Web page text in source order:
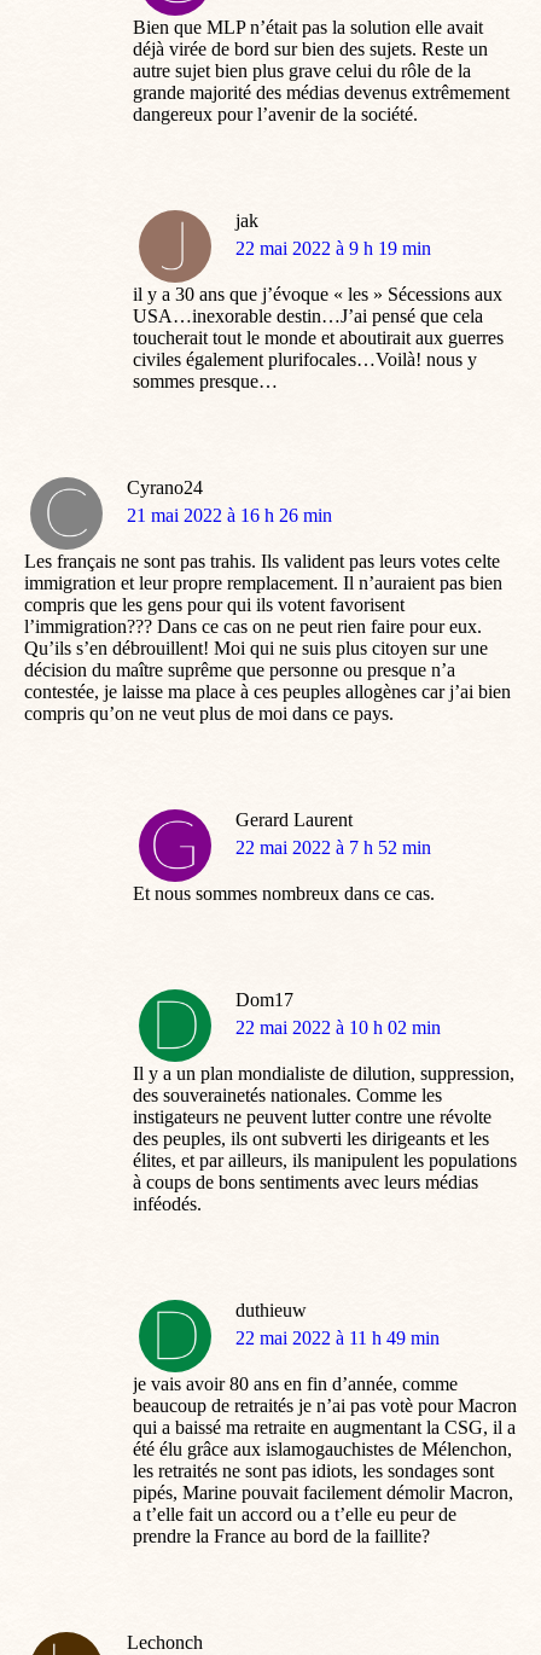
Bien que MLP n’était pas la solution elle avait
déjà virée de bord sur bien des sujets. Reste un
autre sujet bien plus grave celui du rôle de la
grande majorité des médias devenus extrêmement
dangereux pour l’avenir de la société.
jak
dit
22 mai 2022 à 9 h 19 min
il y a 30 ans que j’évoque « les » Sécessions aux
USA…inexorable destin…J’ai pensé que cela
toucherait tout le monde et aboutirait aux guerres
civiles également plurifocales…Voilà! nous y
sommes presque…
Cyrano24
dit
21 mai 2022 à 16 h 26 min
Les français ne sont pas trahis. Ils valident pas leurs votes celte
immigration et leur propre remplacement. Il n’auraient pas bien
compris que les gens pour qui ils votent favorisent
l’immigration??? Dans ce cas on ne peut rien faire pour eux.
Qu’ils s’en débrouillent! Moi qui ne suis plus citoyen sur une
décision du maître suprême que personne ou presque n’a
contestée, je laisse ma place à ces peuples allogènes car j’ai bien
compris qu’on ne veut plus de moi dans ce pays.
Gerard Laurent
dit
22 mai 2022 à 7 h 52 min
Et nous sommes nombreux dans ce cas.
Dom17
dit
22 mai 2022 à 10 h 02 min
Il y a un plan mondialiste de dilution, suppression,
des souverainetés nationales. Comme les
instigateurs ne peuvent lutter contre une révolte
des peuples, ils ont subverti les dirigeants et les
élites, et par ailleurs, ils manipulent les populations
à coups de bons sentiments avec leurs médias
inféodés.
duthieuw
dit
22 mai 2022 à 11 h 49 min
je vais avoir 80 ans en fin d’année, comme
beaucoup de retraités je n’ai pas votè pour Macron
qui a baissé ma retraite en augmentant la CSG, il a
été élu grâce aux islamogauchistes de Mélenchon,
les retraités ne sont pas idiots, les sondages sont
pipés, Marine pouvait facilement démolir Macron,
a t’elle fait un accord ou a t’elle eu peur de
prendre la France au bord de la faillite?
Lechonch